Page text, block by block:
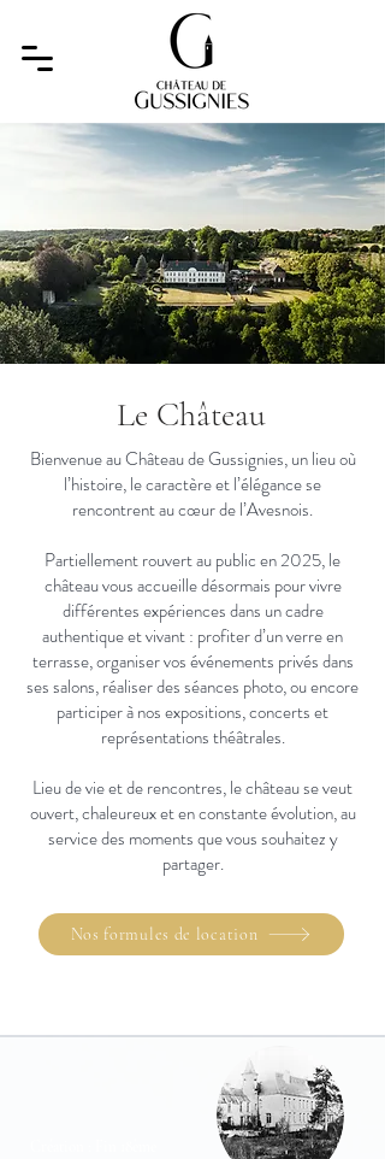
Le Château
Bienvenue au Château de Gussignies, un lieu où
l’histoire, le caractère et l’élégance se
rencontrent au cœur de l’Avesnois.
Partiellement rouvert au public en 2025, le
château vous accueille désormais pour vivre
différentes expériences dans un cadre
authentique et vivant : profiter d’un verre en
terrasse, organiser vos événements privés dans
ses salons, réaliser des séances photo, ou encore
participer à nos expositions, concerts et
représentations théâtrales.
Lieu de vie et de rencontres, le château se veut
ouvert, chaleureux et en constante évolution, au
service des moments que vous souhaitez y
partager.
Nos formules de location